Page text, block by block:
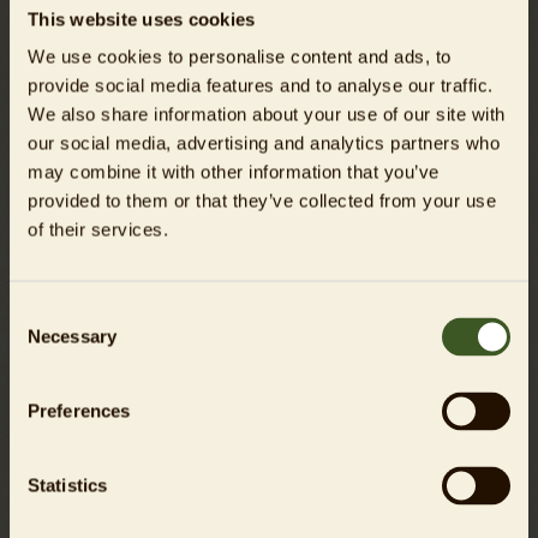
This website uses cookies
We use cookies to personalise content and ads, to
provide social media features and to analyse our traffic.
We also share information about your use of our site with
our social media, advertising and analytics partners who
may combine it with other information that you’ve
provided to them or that they’ve collected from your use
of their services.
Selection
Necessary
Preferences
Statistics
Berechtigungsnachweis*
Inhaber*innen des Berechtigungsnachweis (BN, früherer
berlinpass / ausschließlich Mo-Fr, Feiertage ausgenommen)
Tierpark Kasse:6,00 €